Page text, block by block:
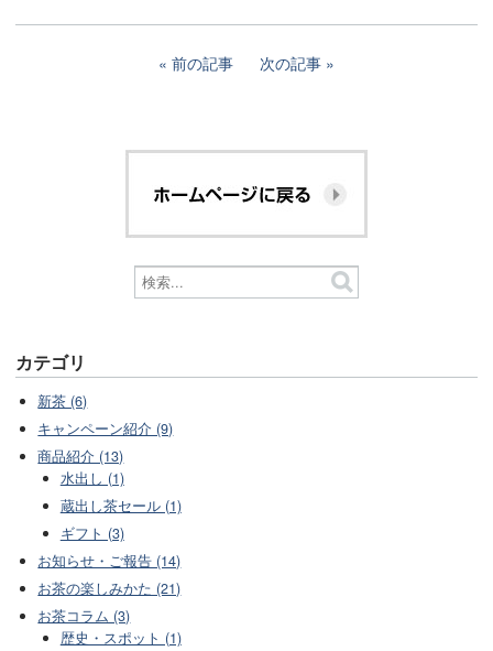
前の記事 次の記事
カテゴリ
新茶 (6)
キャンペーン紹介 (9)
商品紹介 (13)
水出し (1)
蔵出し茶セール (1)
ギフト (3)
お知らせ・ご報告 (14)
お茶の楽しみかた (21)
お茶コラム (3)
歴史・スポット (1)